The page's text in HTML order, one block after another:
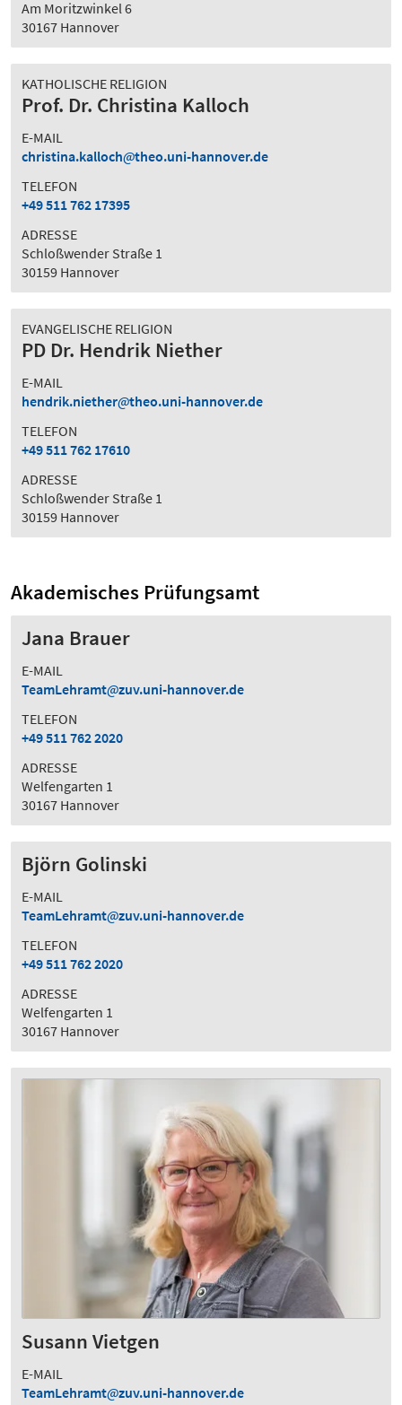
Am Moritzwinkel 6
30167 Hannover
KATHOLISCHE RELIGION
Prof. Dr. Christina Kalloch
E-MAIL
christina.kalloch
theo.uni-hannover.de
TELEFON
+49 511 762 17395
ADRESSE
Schloßwender Straße 1
30159 Hannover
EVANGELISCHE RELIGION
PD Dr. Hendrik Niether
E-MAIL
hendrik.niether
theo.uni-hannover.de
TELEFON
+49 511 762 17610
ADRESSE
Schloßwender Straße 1
30159 Hannover
Akademisches Prüfungsamt
Jana Brauer
E-MAIL
TeamLehramt
zuv.uni-hannover.de
TELEFON
+49 511 762 2020
ADRESSE
Welfengarten 1
30167 Hannover
Björn Golinski
E-MAIL
TeamLehramt
zuv.uni-hannover.de
TELEFON
+49 511 762 2020
ADRESSE
Welfengarten 1
30167 Hannover
Susann Vietgen
E-MAIL
TeamLehramt
zuv.uni-hannover.de